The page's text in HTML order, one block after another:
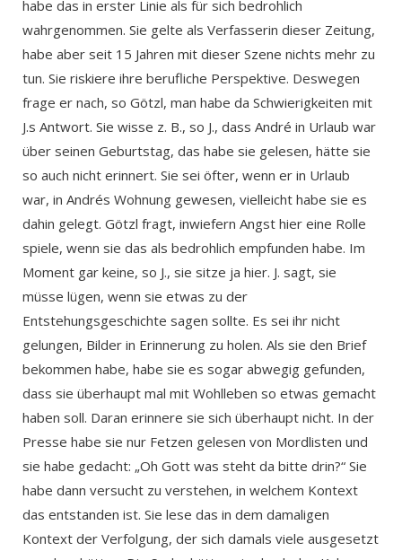
habe das in erster Linie als für sich bedrohlich
wahrgenommen. Sie gelte als Verfasserin dieser Zeitung,
habe aber seit 15 Jahren mit dieser Szene nichts mehr zu
tun. Sie riskiere ihre berufliche Perspektive. Deswegen
frage er nach, so Götzl, man habe da Schwierigkeiten mit
J.s Antwort. Sie wisse z. B., so J., dass André in Urlaub war
über seinen Geburtstag, das habe sie gelesen, hätte sie
so auch nicht erinnert. Sie sei öfter, wenn er in Urlaub
war, in Andrés Wohnung gewesen, vielleicht habe sie es
dahin gelegt. Götzl fragt, inwiefern Angst hier eine Rolle
spiele, wenn sie das als bedrohlich empfunden habe. Im
Moment gar keine, so J., sie sitze ja hier. J. sagt, sie
müsse lügen, wenn sie etwas zu der
Entstehungsgeschichte sagen sollte. Es sei ihr nicht
gelungen, Bilder in Erinnerung zu holen. Als sie den Brief
bekommen habe, habe sie es sogar abwegig gefunden,
dass sie überhaupt mal mit Wohlleben so etwas gemacht
haben soll. Daran erinnere sie sich überhaupt nicht. In der
Presse habe sie nur Fetzen gelesen von Mordlisten und
sie habe gedacht: „Oh Gott was steht da bitte drin?“ Sie
habe dann versucht zu verstehen, in welchem Kontext
das entstanden ist. Sie lese das in dem damaligen
Kontext der Verfolgung, der sich damals viele ausgesetzt